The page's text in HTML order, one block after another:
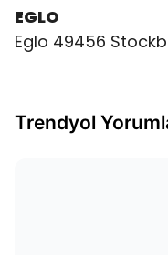
EGLO
Eglo 49456
Trendyol